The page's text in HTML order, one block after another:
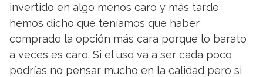
invertido en algo menos caro y más tarde
hemos dicho que teníamos que haber
comprado la opción más cara porque lo barato
a veces es caro. Si el uso va a ser cada poco
podrías no pensar mucho en la calidad pero si